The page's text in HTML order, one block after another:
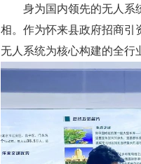
身为国内领先的无人系
相。作为怀来县政府招商引
无人系统为核心构建的全行